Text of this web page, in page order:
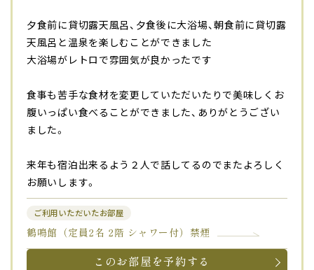
夕食前に貸切露天風呂、夕食後に大浴場、朝食前に貸切露
天風呂と温泉を楽しむことができました
大浴場がレトロで雰囲気が良かったです
食事も苦手な食材を変更していただいたりで美味しくお
腹いっぱい食べることができました、ありがとうござい
ました。
来年も宿泊出来るよう２人で話してるのでまたよろしく
お願いします。
ご利用いただいたお部屋
鶴鳴館（定員2名 2階 シャワー付）禁煙
このお部屋を予約する